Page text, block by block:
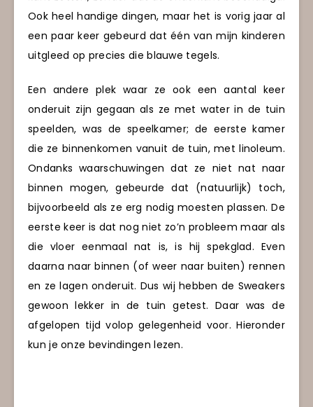
Ook heel handige dingen, maar het is vorig jaar al
een paar keer gebeurd dat één van mijn kinderen
uitgleed op precies die blauwe tegels.
Een andere plek waar ze ook een aantal keer
onderuit zijn gegaan als ze met water in de tuin
speelden, was de speelkamer; de eerste kamer
die ze binnenkomen vanuit de tuin, met linoleum.
Ondanks waarschuwingen dat ze niet nat naar
binnen mogen, gebeurde dat (natuurlijk) toch,
bijvoorbeeld als ze erg nodig moesten plassen. De
eerste keer is dat nog niet zo’n probleem maar als
die vloer eenmaal nat is, is hij spekglad. Even
daarna naar binnen (of weer naar buiten) rennen
en ze lagen onderuit. Dus wij hebben de Sweakers
gewoon lekker in de tuin getest. Daar was de
afgelopen tijd volop gelegenheid voor. Hieronder
kun je onze bevindingen lezen.